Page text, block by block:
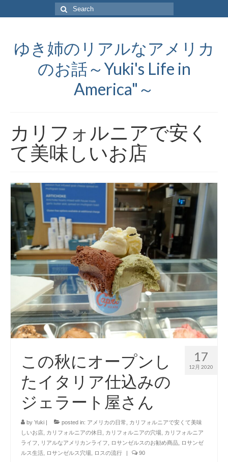
Search
for:
ゆき姉のリアルなアメリカ
のお話～Yuki's Life in
America"～
カリフォルニアで安く
て美味しいお店
17
12月 2020
この秋にオープンし
たイタリア仕込みの
ジェラート屋さん
by Yuki | posted in: アメリカの日常
カリフォルニアで安くて美味
しいお店 カリフォルニアの休日 カリフォルニアの穴場 カリフォルニア
ライフ
リアルなアメリカンライフ ロサンゼルスのお勧め商品
ロサンゼ
ルス生活
ロサンゼルス穴場 ロスの流行 | 90